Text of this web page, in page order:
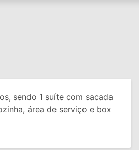
sendo 1 suíte com sacada
área de serviço e box